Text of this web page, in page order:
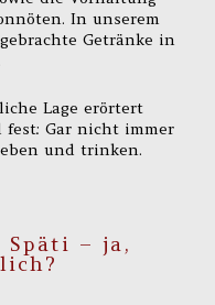
In unserem
Getränke in
Lage erörtert
Gar nicht immer
und trinken.
Späti – ja,